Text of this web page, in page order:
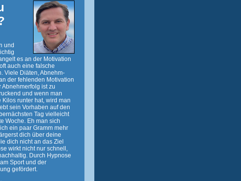
und
es an der Motivation
auch eine falsche
Viele Diäten, Abnehm-
der fehlenden Motivation
Abnehmerfolg ist zu
und wenn man
runter hat, wird man
sein Vorhaben auf den
Tag vielleicht
Woche. Eh man sich
ein paar Gramm mehr
dich über deine
dich nicht an das Ziel
wirkt nicht nur schnell,
Durch Hypnose
Sport und der
gefördert.